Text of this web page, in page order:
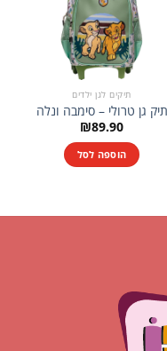
תיקים לגן ילדים
תיק גן טרולי – סימבה ונלה
₪89.90
הוספה לסל